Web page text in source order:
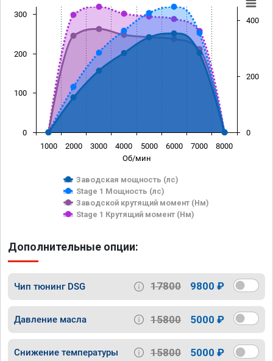
Об/мин
Заводская мощность (лс)
Stage 1 Мощность (лс)
Заводской крутящий момент (Нм)
Stage 1 Крутящий момент (Нм)
1000 2000 3000 4000 5000 6000 7000 8000
0
100
200
300
0
200
400
Дополнительные опции:
Чип тюнинг DSG 17800 9800 ₽
Давление масла 15800 5000 ₽
Снижение температуры 15800 5000 ₽